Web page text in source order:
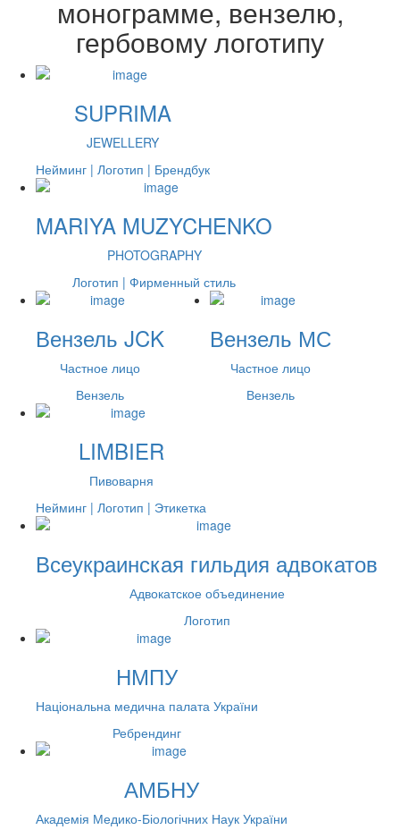
монограмме, вензелю,
гербовому логотипу
SUPRIMA
JEWELLERY
Нейминг | Логотип | Брендбук
MARIYA MUZYCHENKO
PHOTOGRAPHY
Логотип | Фирменный стиль
Вензель JCK
Частное лицо
Вензель
Вензель МС
Частное лицо
Вензель
LIMBIER
Пивоварня
Нейминг | Логотип | Этикетка
Всеукраинская гильдия адвокатов
Адвокатское объединение
Логотип
НМПУ
Національна медична палата України
Ребрендинг
АМБНУ
Академія Медико-Біологічних Наук України